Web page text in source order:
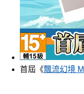
首屆《飄流幻境 M